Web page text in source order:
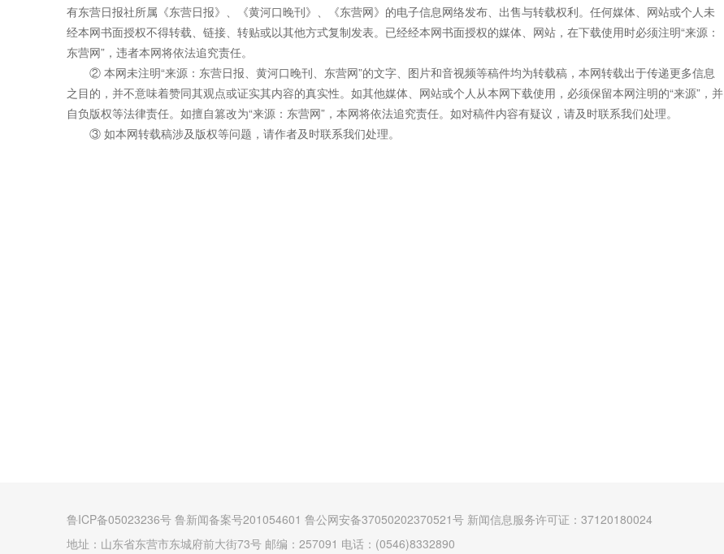
有东营日报社所属《东营日报》、《黄河口晚刊》、《东营网》的电子信息网络发布、出售与转载权利。任何媒体、网站或个人未
经本网书面授权不得转载、链接、转贴或以其他方式复制发表。已经经本网书面授权的媒体、网站，在下载使用时必须注明“来源：
东营网”，违者本网将依法追究责任。
② 本网未注明“来源：东营日报、黄河口晚刊、东营网”的文字、图片和音视频等稿件均为转载稿，本网转载出于传递更多信息
之目的，并不意味着赞同其观点或证实其内容的真实性。如其他媒体、网站或个人从本网下载使用，必须保留本网注明的“来源”，并
自负版权等法律责任。如擅自篡改为“来源：东营网”，本网将依法追究责任。如对稿件内容有疑议，请及时联系我们处理。
③ 如本网转载稿涉及版权等问题，请作者及时联系我们处理。
鲁ICP备05023236号 鲁新闻备案号201054601 鲁公网安备37050202370521号 新闻信息服务许可证：37120180024
地址：山东省东营市东城府前大街73号 邮编：257091 电话：(0546)8332890